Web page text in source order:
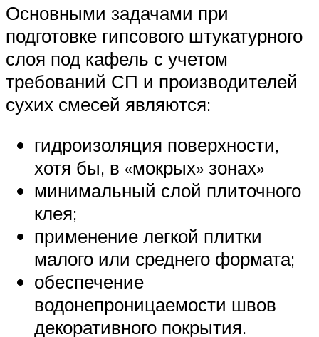
Основными задачами при
подготовке гипсового штукатурного
слоя под кафель с учетом
требований СП и производителей
сухих смесей являются:
гидроизоляция поверхности,
хотя бы, в «мокрых» зонах»
минимальный слой плиточного
клея;
применение легкой плитки
малого или среднего формата;
обеспечение
водонепроницаемости швов
декоративного покрытия.